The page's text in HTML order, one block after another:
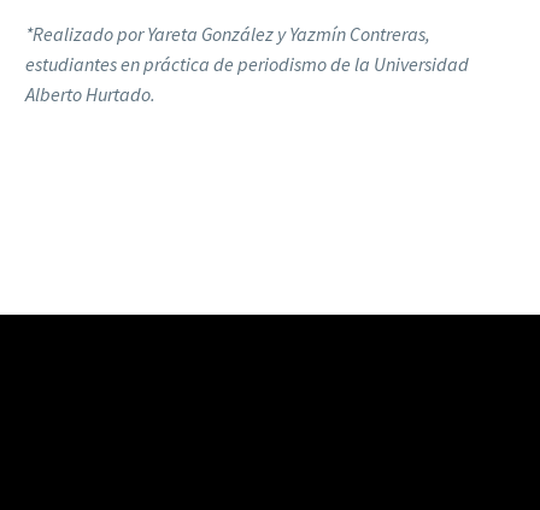
*Realizado por Yareta González y Yazmín Contreras,
estudiantes en práctica de periodismo de la Universidad
Alberto Hurtado.